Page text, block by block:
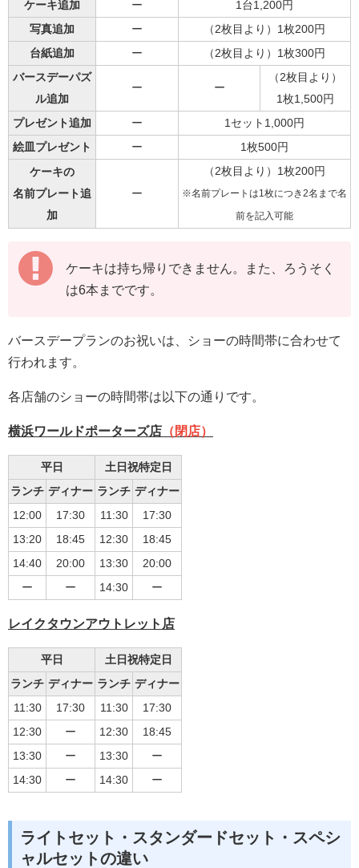
ケーキ追加 ー
1台1,200円
写真追加
ー
（2枚目より）1枚200円
台紙追加
ー
（2枚目より）1枚300円
バースデーパズ
ル追加
ー ー
（2枚目より）
1枚1,500円
プレゼント追加
ー
1セット1,000円
絵皿プレゼント
ー 1枚500円
ケーキの
名前プレート追
加
ー
（2枚目より）1枚200円
※名前プレートは1枚につき2名まで名
前を記入可能
ケーキは持ち帰りできません。また、ろうそく
は6本までです。
バースデープランのお祝いは、ショーの時間帯に合わせて
行われます。
各店舗のショーの時間帯は以下の通りです。
横浜ワールドポーターズ店 （閉店）
平日
土日祝特定日
ランチ ディナー ランチ ディナー
12:00
17:30 11:30
17:30
13:20
18:45 12:30
18:45
14:40
20:00 13:30
20:00
ー
ー 14:30 ー
レイクタウンアウトレット店
平日
土日祝特定日
ランチ ディナー ランチ ディナー
11:30
17:30 11:30
17:30
12:30
ー 12:30
18:45
13:30
ー 13:30
ー
14:30
ー 14:30 ー
ライトセット・スタンダードセット・スペシ
ャルセットの違い